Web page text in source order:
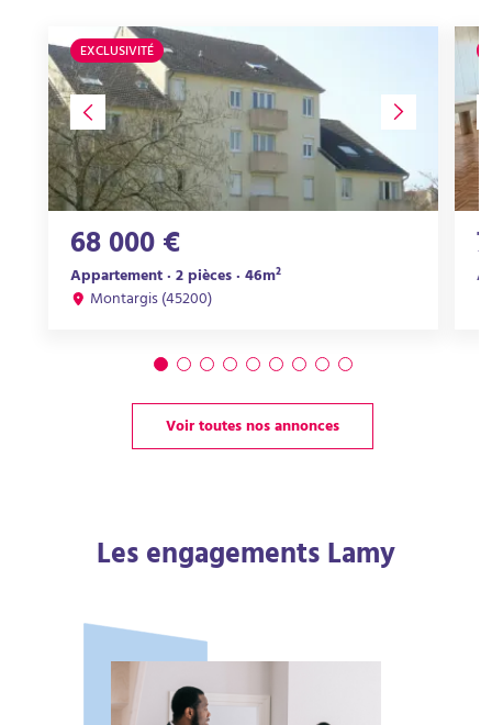
EXCLUSIVITÉ
68 000 €
Appartement · 2 pièces · 46m²
Montargis (45200)
Voir toutes nos annonces
Les engagements Lamy